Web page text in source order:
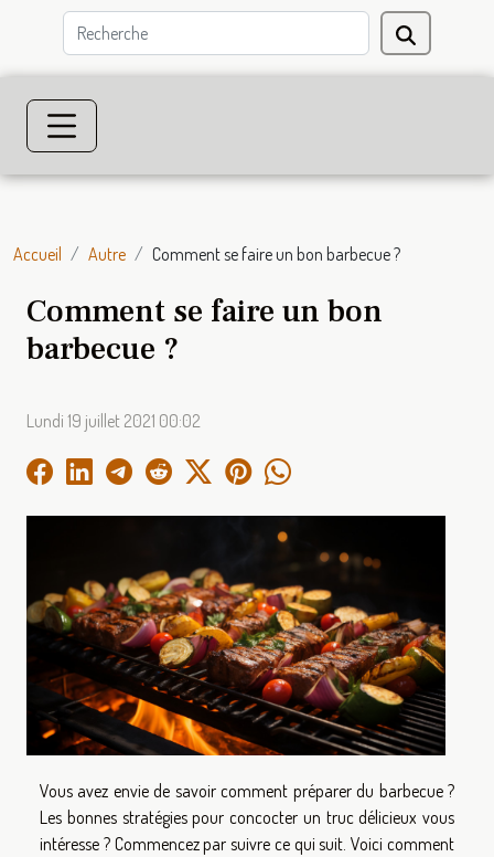
Accueil Autre Comment se faire un bon barbecue ?
Comment se faire un bon
barbecue ?
Lundi 19 juillet 2021 00:02
Vous avez envie de savoir comment préparer du barbecue ?
Les bonnes stratégies pour concocter un truc délicieux vous
intéresse ? Commencez par suivre ce qui suit. Voici comment